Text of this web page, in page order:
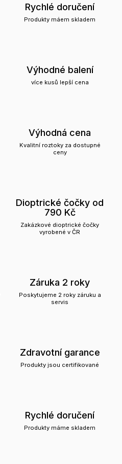
Rychlé doručení
Produkty máem skladem
Výhodné balení
více kusů lepší cena
Výhodná cena
Kvalitní roztoky za dostupné
ceny
Dioptrické čočky od
790 Kč
Zakázkové dioptrické čočky
vyrobené v ČR
Záruka 2 roky
Poskytujeme 2 roky záruku a
servis
Zdravotní garance
Produkty jsou certifikované
Rychlé doručení
Produkty máme skladem